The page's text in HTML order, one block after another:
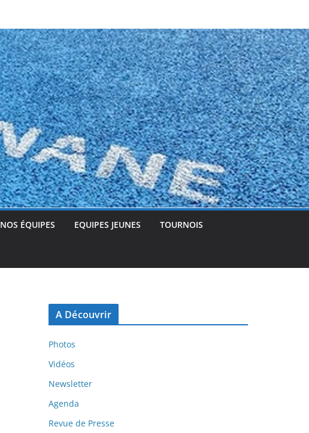
NOS ÉQUIPES EQUIPES JEUNES TOURNOIS
A Découvrir
Photos
Vidéos
Newsletter
Agenda
Revue de Presse